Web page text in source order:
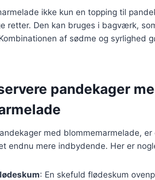
ikke kun en topping til
retter. Den kan bruges i bagværk,
af sødme og syrlighed
pandekager
med blommemarmelade,
endnu mere indbydende. Her er
: En skefuld flødeskum